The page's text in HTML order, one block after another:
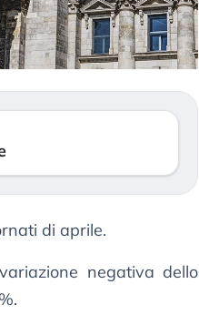
di aprile.
negativa dello
vita è rovinata». Investitori
AI
della bolla AI travolge il
gli investitori retail (…)